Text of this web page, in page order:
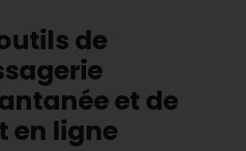
de
et de
en ligne